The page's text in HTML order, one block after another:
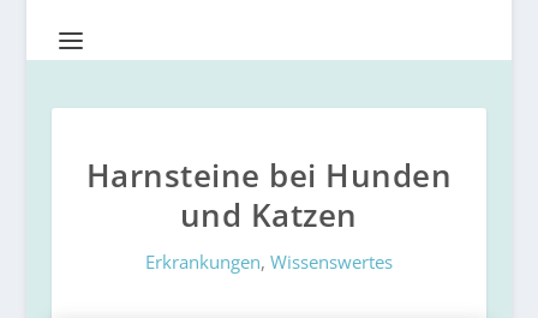
Harnsteine bei Hunden
und Katzen
Erkrankungen, Wissenswertes